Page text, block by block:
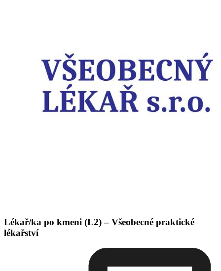
Lékař/ka po kmeni (L2) – Všeobecné praktické
lékařství